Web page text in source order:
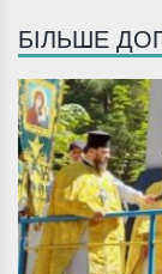
БІЛЬШЕ